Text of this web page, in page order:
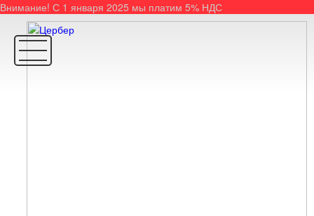
Внимание! С 1 января 2025 мы платим 5% НДС